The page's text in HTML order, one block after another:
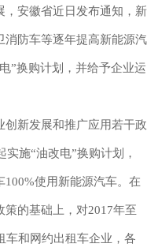
安徽省近日发布通知，新
消防车等逐年提高新能源汽
”换购计划，并给予企业运
新发展和推广应用若干政
施“油改电”换购计划，
使用新能源汽车。在
的基础上，对2017年至
车和网约出租车企业，各